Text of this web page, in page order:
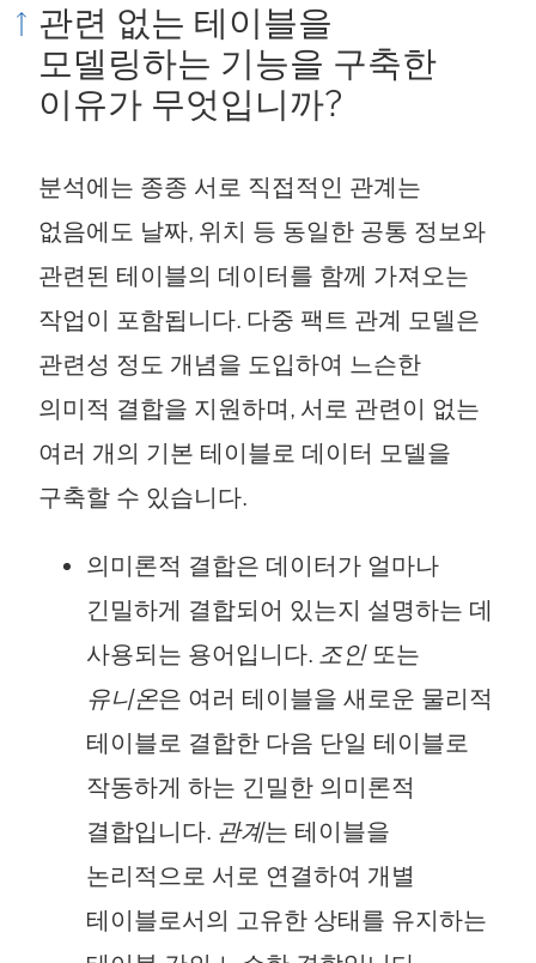
관련 없는 테이블을
모델링하는 기능을 구축한
이유가 무엇입니까?
분석에는 종종 서로 직접적인 관계는
없음에도 날짜, 위치 등 동일한 공통 정보와
관련된 테이블의 데이터를 함께 가져오는
작업이 포함됩니다. 다중 팩트 관계 모델은
관련성 정도 개념을 도입하여 느슨한
의미적 결합을 지원하며, 서로 관련이 없는
여러 개의 기본 테이블로 데이터 모델을
구축할 수 있습니다.
의미론적 결합은 데이터가 얼마나
긴밀하게 결합되어 있는지 설명하는 데
사용되는 용어입니다. 조인또는
유니온은 여러 테이블을 새로운 물리적
테이블로 결합한 다음 단일 테이블로
작동하게 하는 긴밀한 의미론적
결합입니다. 관계는 테이블을
논리적으로 서로 연결하여 개별
테이블로서의 고유한 상태를 유지하는